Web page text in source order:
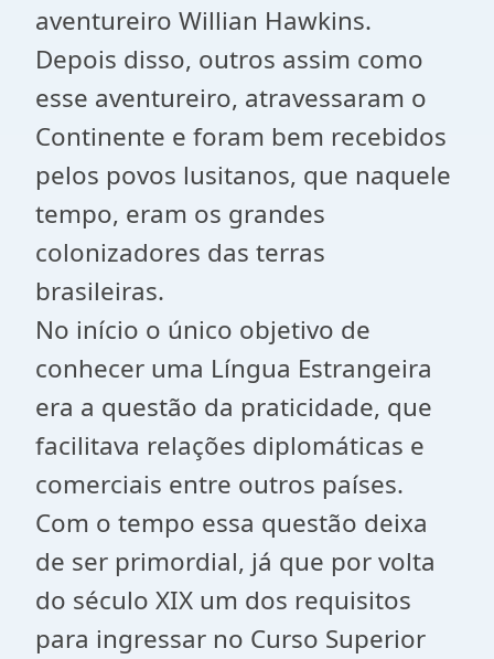
aventureiro Willian Hawkins.
Depois disso, outros assim como
esse aventureiro, atravessaram o
Continente e foram bem recebidos
pelos povos lusitanos, que naquele
tempo, eram os grandes
colonizadores das terras
brasileiras.
No início o único objetivo de
conhecer uma Língua Estrangeira
era a questão da praticidade, que
facilitava relações diplomáticas e
comerciais entre outros países.
Com o tempo essa questão deixa
de ser primordial, já que por volta
do século XIX um dos requisitos
para ingressar no Curso Superior